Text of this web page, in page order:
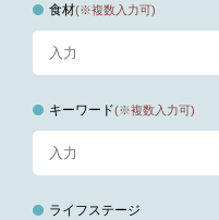
食材(※複数入力可)
キーワード(※複数入力可)
ライフステージ